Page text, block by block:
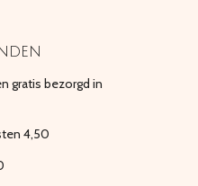
gratis bezorgd in
4,50